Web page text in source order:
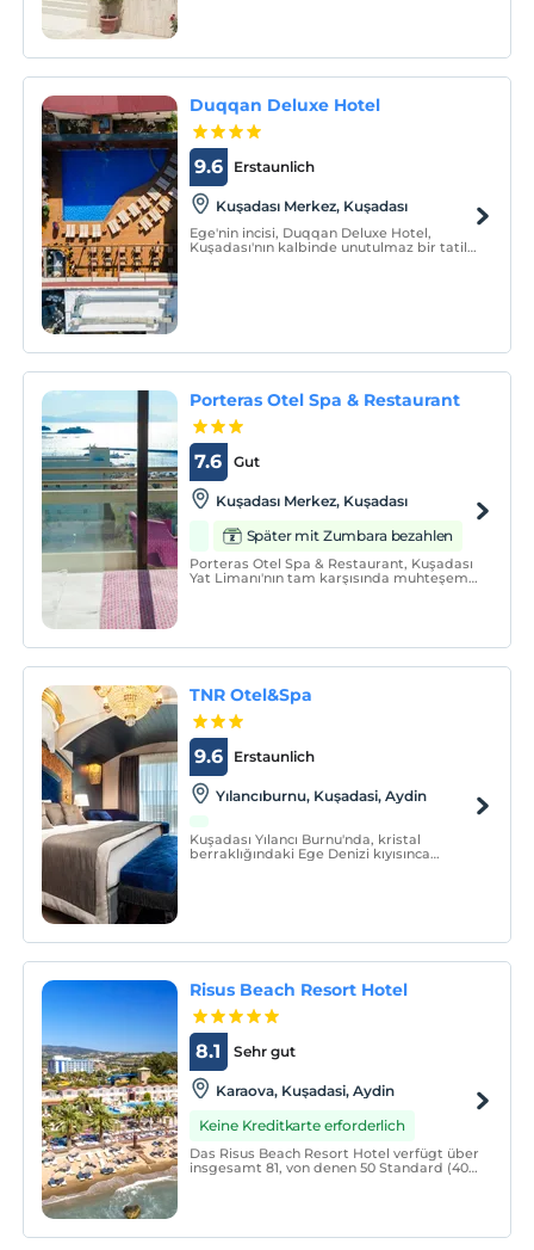
Duqqan Deluxe Hotel
Erstaunlich
9.6
Kuşadası Merkez, Kuşadası
Ege'nin incisi, Duqqan Deluxe Hotel,
Kuşadası'nın kalbinde unutulmaz bir tatil
Porteras Otel Spa & Restaurant
Gut
7.6
Kuşadası Merkez, Kuşadası
Später mit Zumbara bezahlen
Porteras Otel Spa & Restaurant, Kuşadası
Yat Limanı'nın tam karşısında muhteşem
TNR Otel&Spa
Erstaunlich
9.6
Yılancıburnu, Kuşadasi, Aydin
Kuşadası Yılancı Burnu'nda, kristal
berraklığındaki Ege Denizi kıyısınca
Risus Beach Resort Hotel
Sehr gut
8.1
Karaova, Kuşadasi, Aydin
Keine Kreditkarte erforderlich
Das Risus Beach Resort Hotel verfügt über
insgesamt 81, von denen 50 Standard (40
sind Blick au